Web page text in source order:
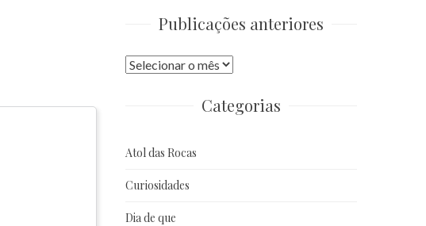
Publicações anteriores
Publicações
Categorias
Atol das Rocas
Curiosidades
Dia de que